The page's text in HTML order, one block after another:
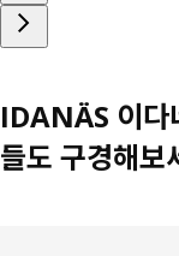
IDANÄS 이다
들도 구경해보